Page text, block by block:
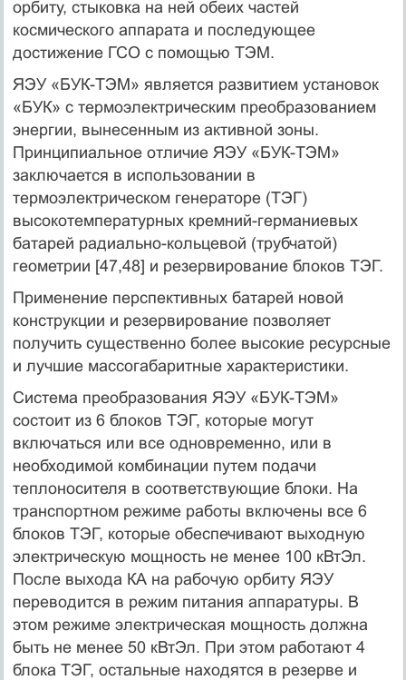
орбиту, стыковка на ней обеих частей
космического аппарата и последующее
достижение ГСО с помощью ТЭМ.
ЯЭУ «БУК-ТЭМ» является развитием установок
«БУК» с термоэлектрическим преобразованием
энергии, вынесенным из активной зоны.
Принципиальное отличие ЯЭУ «БУК-ТЭМ»
заключается в использовании в
термоэлектрическом генераторе (ТЭГ)
высокотемпературных кремний-германиевых
батарей радиально-кольцевой (трубчатой)
геометрии [47,48] и резервирование блоков ТЭГ.
Применение перспективных батарей новой
конструкции и резервирование позволяет
получить существенно более высокие ресурсные
и лучшие массогабаритные характеристики.
Система преобразования ЯЭУ «БУК-ТЭМ»
состоит из 6 блоков ТЭГ, которые могут
включаться или все одновременно, или в
необходимой комбинации путем подачи
теплоносителя в соответствующие блоки. На
транспортном режиме работы включены все 6
блоков ТЭГ, которые обеспечивают выходную
электрическую мощность не менее 100 кВтЭл.
После выхода КА на рабочую орбиту ЯЭУ
переводится в режим питания аппаратуры. В
этом режиме электрическая мощность должна
быть не менее 50 кВтЭл. При этом работают 4
блока ТЭГ, остальные находятся в резерве и